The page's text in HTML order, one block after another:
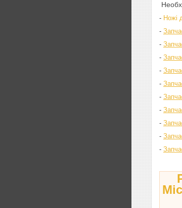
- Ножі
-
-
-
-
-
-
-
-
-
-